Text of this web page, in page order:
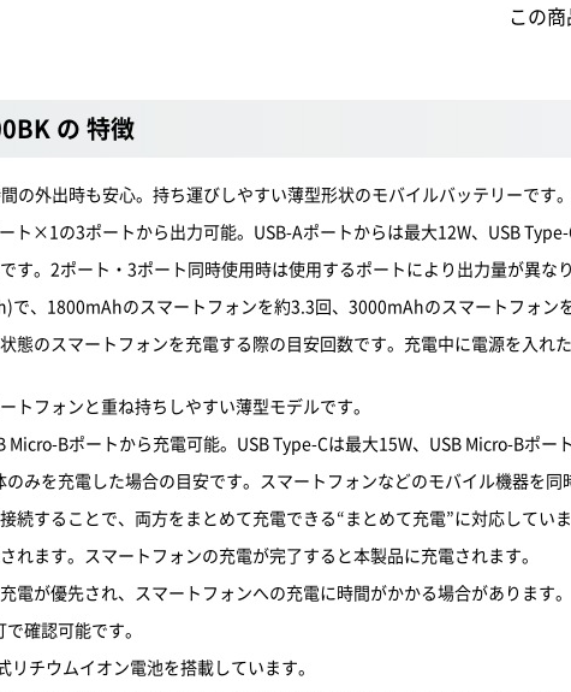
この
の 特徴
外出時も安心。持ち運びしやすい薄型形状のモバイルバッテリーです。
×1の3ポートから出力可能。USB-Aポートからは最大12W、USB Type-
。2ポート・3ポート同時使用時は使用するポートにより出力量が異なり
、1800mAhのスマートフォンを約3.3回、3000mAhのスマートフォン
のスマートフォンを充電する際の目安回数です。充電中に電源を入れ
フォンと重ね持ちしやすい薄型モデルです。
Bポートから充電可能。USB Type-Cは最大15W、USB Micro-Bポー
みを充電した場合の目安です。スマートフォンなどのモバイル機器を同
することで、両方をまとめて充電できる“まとめて充電”に対応していま
ます。スマートフォンの充電が完了すると本製品に充電されます。
が優先され、スマートフォンへの充電に時間がかかる場合があります。
確認可能です。
チウムイオン電池を搭載しています。